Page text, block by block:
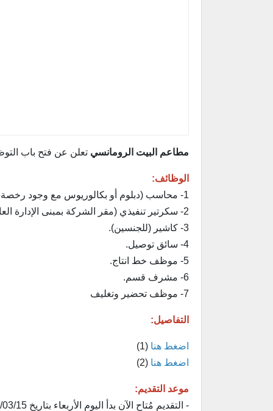
مطاعم البيت الرومانسي تعلن عن فتح باب
الوظائف:
1- محاسب (دبلوم أو بكالوريوس مع وجود رخصة محاسبين).
2- سكرتير تنفيذي (مقر الشركة بمبنى الإدارة العامة بحي الفيحاء بالرياض).
3- كاشير (للجنسين).
4- سائق توصيل.
5- موظف خط انتاج.
6- مشرف قسم.
7- موظف تحضير وتغليف
التفاصيل:
اضغط هنا (1)
اضغط هنا (2)
موعد التقديم:
- التقديم مُتاح الآن بدأ اليوم الأربعاء بتاريخ 1446/03/15هـ الموافق 2024/09/18م.